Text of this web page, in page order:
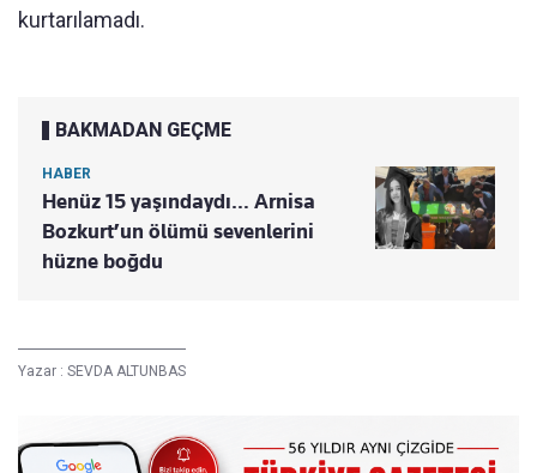
kurtarılamadı.
BAKMADAN GEÇME
HABER
Henüz 15 yaşındaydı… Arnisa
Bozkurt’un ölümü sevenlerini
hüzne boğdu
Yazar : SEVDA ALTUNBAS